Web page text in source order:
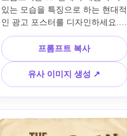
있는 모습을 특징으로 하는 현대적
인 광고 포스터를 디자인하세요.
광택 있는 소재, 극적인 스포트라
이트, 깔끔하고 브랜드 친화적인
레이아웃 공간을 사용하세요. 어두
운 중성 배경, 강한 명암 대비, 반
사면, 영화 같은 깊이, 날카로운 엣
지, 세련된 상업적 분위기가 디지
털 마케팅 캠페인에 적합합니다.
프롬프트 복사
유사 이미지 생성 ↗